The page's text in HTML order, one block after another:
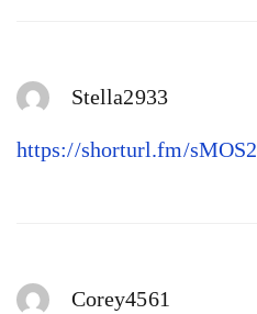
Stella2933
https://shorturl.fm/sMOS2
Corey4561